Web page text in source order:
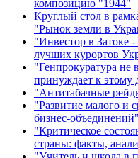
композицию "1944"
Круглый стол в
"Рынок земли в
"Инвестор в Затоке
лучших курортов
"Генпрокуратура
принуждает к этому
"Антитабачные
"Развитие малого и
бизнес-объединений"
"Критическое
страны: факты,